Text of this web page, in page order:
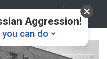
Aggression!
can do